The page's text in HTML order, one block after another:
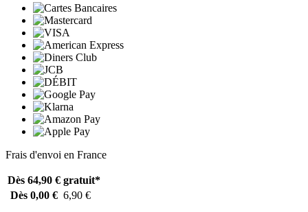
Frais d'envoi en France
Dès 64,90 € gratuit*
Dès 0,00 € 6,90 €